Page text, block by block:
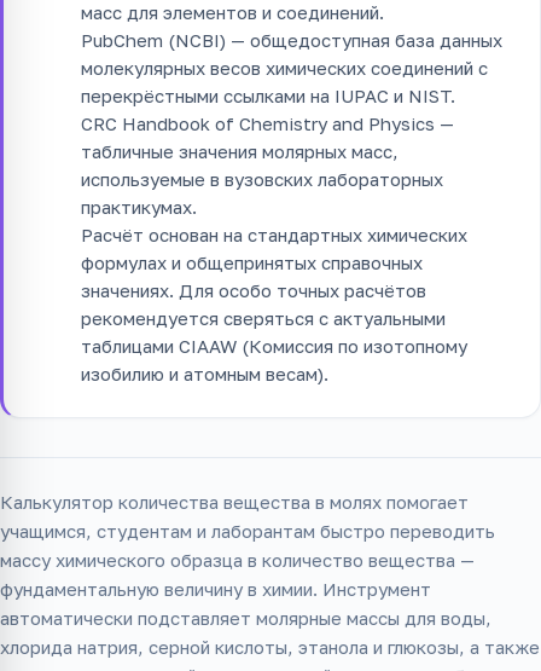
масс для элементов и соединений.
PubChem (NCBI) — общедоступная база данных
молекулярных весов химических соединений с
перекрёстными ссылками на IUPAC и NIST.
CRC Handbook of Chemistry and Physics —
табличные значения молярных масс,
используемые в вузовских лабораторных
практикумах.
Расчёт основан на стандартных химических
формулах и общепринятых справочных
значениях. Для особо точных расчётов
рекомендуется сверяться с актуальными
таблицами CIAAW (Комиссия по изотопному
изобилию и атомным весам).
Калькулятор количества вещества в молях помогает
учащимся, студентам и лаборантам быстро переводить
массу химического образца в количество вещества —
фундаментальную величину в химии. Инструмент
автоматически подставляет молярные массы для воды,
хлорида натрия, серной кислоты, этанола и глюкозы, а также